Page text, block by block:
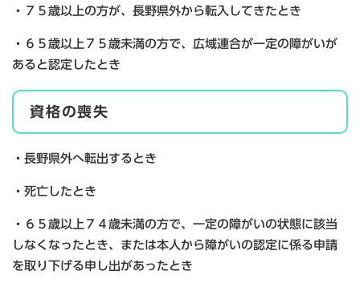
・７５歳以上の方が、長野県外から転入してきたとき
・６５歳以上７５歳未満の方で、広域連合が一定の障がいが
あると認定したとき
資格の喪失
・長野県外へ転出するとき
・死亡したとき
・６５歳以上７４歳未満の方で、一定の障がいの状態に該当
しなくなったとき、または本人から障がいの認定に係る申請
を取り下げる申し出があったとき